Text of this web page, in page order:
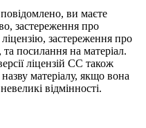
ви маєте
застереження про
застереження про
та посилання на матеріал.
ліцензій CC також
матеріалу, якщо вона
відмінності.